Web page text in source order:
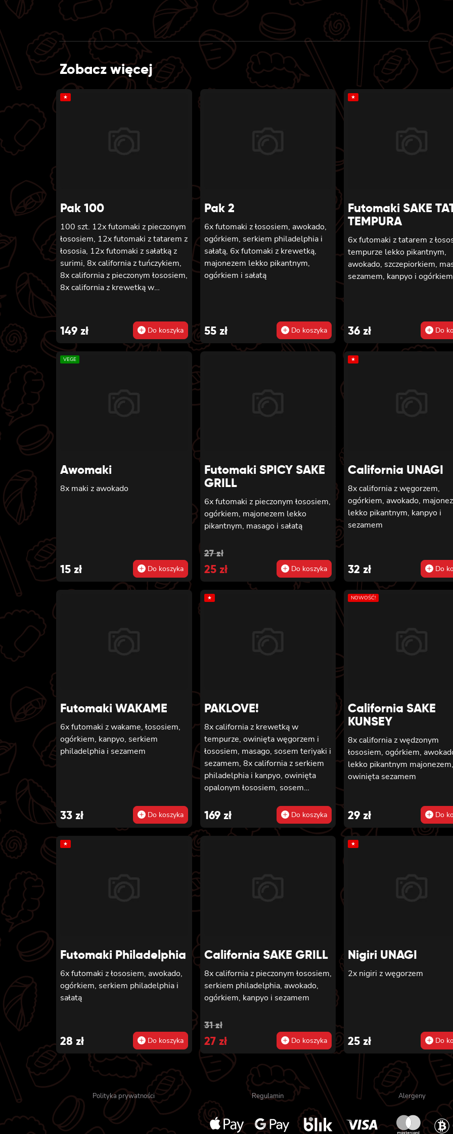
Zobacz więcej
★
Pak 100
100 szt. 12x futomaki z pieczonym
łososiem, 12x futomaki z tatarem z
łososia, 12x futomaki z sałatką z
surimi, 8x california z tuńczykiem,
8x california z pieczonym łososiem,
8x california z krewetką w
8x maki z łososiem, 8x maki z
kanpyo
149 zł Do koszyka
Pak 2
6x futomaki z łososiem, awokado,
ogórkiem, serkiem philadelphia i
sałatą, 6x futomaki z krewetką,
majonezem lekko pikantnym,
ogórkiem i sałatą
55 zł Do koszyka
★
Futomaki SAKE
TEMPURA
6x futomaki z tatarem z
tempurze lekko pikantnym,
awokado, szczepiorkiem,
sezamem, kanpyo i ogórkiem
36 zł Do
VEGE
Awomaki
8x maki z awokado
15 zł Do koszyka
Futomaki SPICY SAKE
GRILL
6x futomaki z pieczonym łososiem,
ogórkiem, majonezem lekko
pikantnym, masago i sałatą
27zł
Original
price
was:
27 zł.
25 zł
Current
price
is:
25 zł.
Do koszyka
★
California UNAGI
8x california z węgorzem,
ogórkiem, awokado,
lekko pikantnym, kanpyo i
sezamem
32 zł Do
Futomaki WAKAME
6x futomaki z wakame, łososiem,
ogórkiem, kanpyo, serkiem
philadelphia i sezamem
33 zł Do koszyka
★
PAKLOVE!
8x california z krewetką w
tempurze, owinięta węgorzem i
łososiem, masago, sosem teriyaki i
sezamem, 8x california z serkiem
philadelphia i kanpyo, owinięta
opalonym łososiem, sosem
serkiem philadelphia i awokado
owinięta łososiem, 6x futomaki z
krewetką w tempurze, ogórkiem,
serkiem philadelphia i sałatą,
sezamem, 6x futomaki z
169 zł Do koszyka
NOWOŚĆ!
California SAKE
KUNSEY
8x california z wędzonym
łososiem, ogórkiem,
lekko pikantnym majonezem,
owinięta sezamem
29 zł Do
★
Futomaki Philadelphia
6x futomaki z łososiem, awokado,
ogórkiem, serkiem philadelphia i
sałatą
28 zł Do koszyka
California SAKE GRILL
8x california z pieczonym łososiem,
serkiem philadelphia, awokado,
ogórkiem, kanpyo i sezamem
31zł
Original
price
was:
31 zł.
27 zł
Current
price
is:
27 zł.
Do koszyka
★
Nigiri UNAGI
2x nigiri z węgorzem
25 zł Do
Polityka prywatności Regulamin Alergeny